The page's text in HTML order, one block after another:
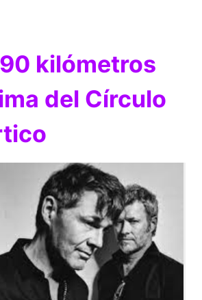
kilómetros
del Círculo